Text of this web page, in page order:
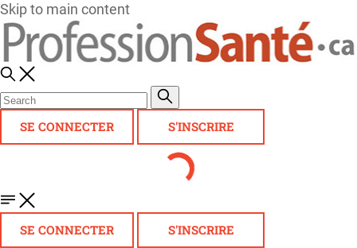
Skip to main content
SE CONNECTER S'INSCRIRE
SE CONNECTER S'INSCRIRE